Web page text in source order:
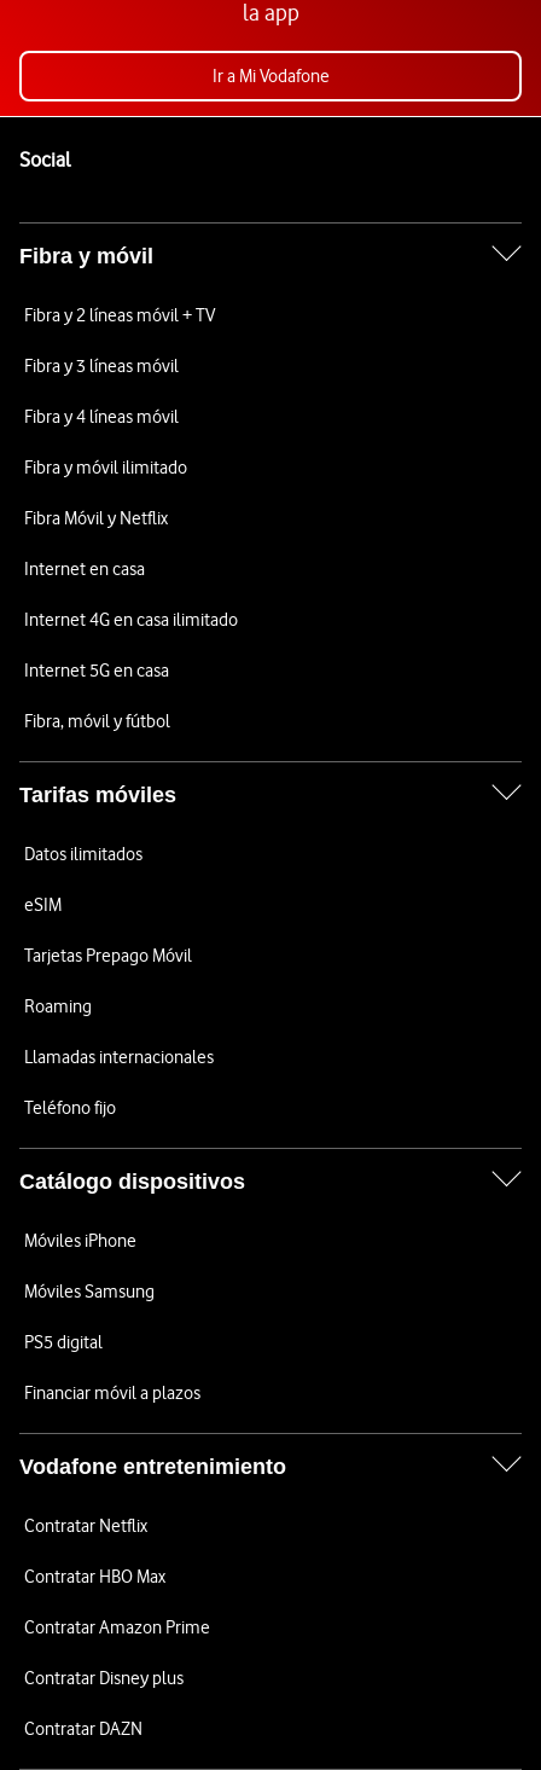
la app
Ir a Mi Vodafone
SocialEnlaces a las redes sociales de Vodafone
Fibra y móvil
Fibra y 2 líneas móvil + TV
Fibra y 3 líneas móvil
Fibra y 4 líneas móvil
Fibra y móvil ilimitado
Fibra Móvil y Netflix
Internet en casa
Internet 4G en casa ilimitado
Internet 5G en casa
Fibra, móvil y fútbol
Tarifas móviles
Datos ilimitados
eSIM
Tarjetas Prepago Móvil
Roaming
Llamadas internacionales
Teléfono fijo
Catálogo dispositivos
Móviles iPhone
Móviles Samsung
PS5 digital
Financiar móvil a plazos
Vodafone entretenimiento
Contratar Netflix
Contratar HBO Max
Contratar Amazon Prime
Contratar Disney plus
Contratar DAZN